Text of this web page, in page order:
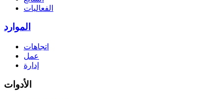
الفعاليات
الموارد
اتجاهات
عمل
إدارة
الأدوات